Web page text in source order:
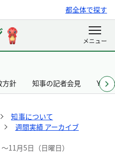
都全体で探す
方針 知事の記者会見
知事について
週間実績 アーカイブ
11月5日（日曜日）